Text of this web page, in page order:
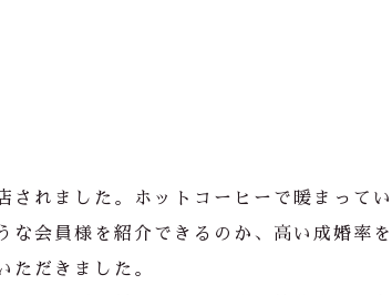
されました。ホットコーヒーで暖まってい
な会員様を紹介できるのか、高い成婚率を
ただきました。